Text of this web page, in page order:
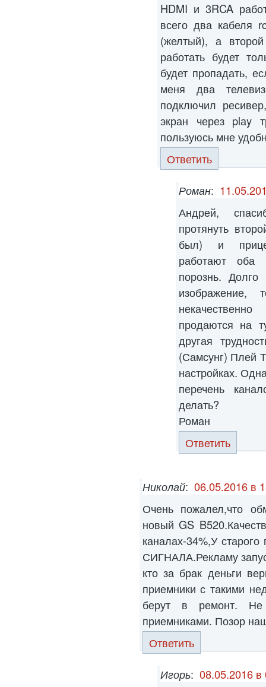
HDMI и 3RCA
всего два кабеля
(желтый), а
работать будет
будет пропадать,
меня два
подключил
экран через plаy
пользуюсь мне
Ответить
Роман:
Андрей,
протянуть
был) и
работают оба
порознь.
продаются на
другая
(Самсунг) Плей
настройках.
перечень
делать?
Роман
Ответить
Николай: 06.05.2016 в
Очень пожалел,что
новый GS
каналах-34%,У
СИГНАЛА.Рекламу
кто за брак деньги
приемники с такими
берут в ремонт.
приемниками. Позор
Ответить
Игорь: 08.05.2016 в